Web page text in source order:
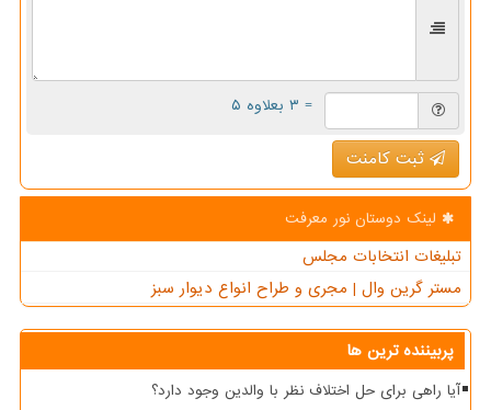
= ۳ بعلاوه ۵
ثبت کامنت
لینک دوستان نور معرفت
تبلیغات انتخابات مجلس
مستر گرین وال | مجری و طراح انواع دیوار سبز
پربیننده ترین ها
آیا راهی برای حل اختلاف نظر با والدین وجود دارد؟